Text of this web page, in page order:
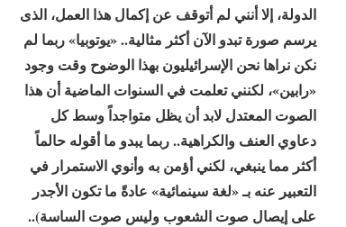
الدولة، إلا أنني لم أتوقف عن إكمال هذا العمل، الذى
يرسم صورة تبدو الآن أكثر مثالية.. «يوتوبيا» ربما لم
نكن نراها نحن الإسرائيليون بهذا الوضوح وقت وجود
«رابين»، لكنني تعلمت في السنوات الماضية أن هذا
الصوت المعتدل لابد أن يظل متواجداً وسط كل
دعاوي العنف والكراهية.. ربما يبدو ما أقوله حالماً
أكثر مما ينبغي، لكني أؤمن به وأنوي الاستمرار في
التعبير عنه بـ «لغة سينمائية» عادةً ما تكون الأجدر
على إيصال صوت الشعوب وليس صوت الساسة)..